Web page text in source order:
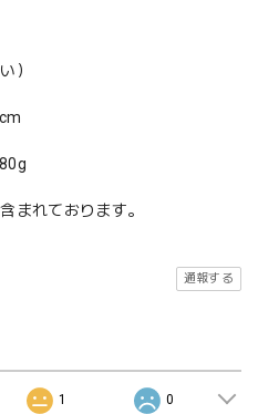
）
まれております。
通報する
1 0